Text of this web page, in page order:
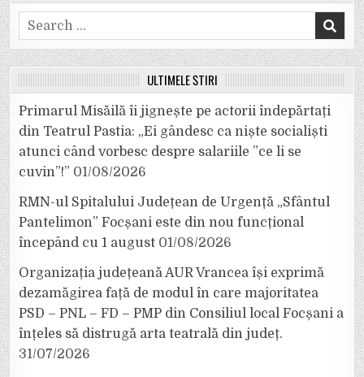
Search
for:
ULTIMELE ȘTIRI
Primarul Misăilă îi jignește pe actorii îndepărtați
din Teatrul Pastia: „Ei gândesc ca niște socialiști
atunci când vorbesc despre salariile ”ce li se
cuvin”!” 01/08/2026
RMN-ul Spitalului Județean de Urgență „Sfântul
Pantelimon” Focșani este din nou funcțional
începând cu 1 august 01/08/2026
Organizația județeană AUR Vrancea își exprimă
dezamăgirea față de modul în care majoritatea
PSD – PNL – FD – PMP din Consiliul local Focșani a
înțeles să distrugă arta teatrală din județ.
31/07/2026